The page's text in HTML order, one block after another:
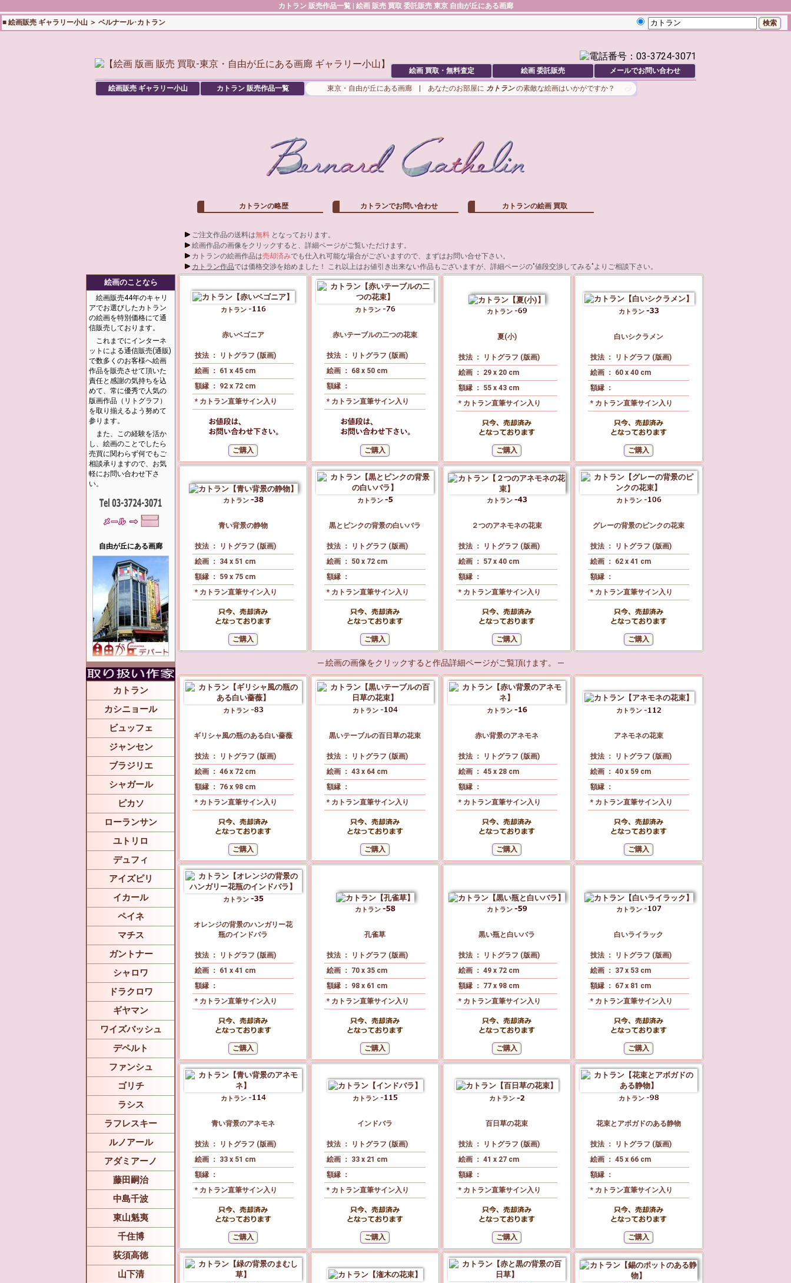
カトラン販売作品一覧 | 絵画 販売 買取 委託販売 東京 自由が丘にある画廊
■ 絵画販売 ギャラリー小山 ＞ ベルナール･カトラン
絵画 買取・無料査定 絵画 委託販売 メールでお問い合わせ
絵画販売 ギャラリー小山 カトラン販売作品一覧 東京・自由が丘にある画廊 | あなたのお部屋に カトランの素敵な絵画はいかがですか？
カトランの略歴 カトランでお問い合わせ カトランの絵画 買取
ご注文作品の送料は無料 となっております。
絵画作品の画像をクリックすると、詳細ページがご覧いただけます。
カトランの絵画作品は売却済みでも仕入れ可能な場合がございますので、まずはお問い合せ下さい。
カトラン作品では価格交渉を始めました！ これ以上はお値引き出来ない作品もございますが、詳細ページの"値段交渉してみる"よりご相談下さい。
絵画のことなら
絵画販売44年のキャリ
アでお選びしたカトラン
の絵画を特別価格にて通
信販売しております。
これまでにインターネ
ットによる通信販売(通販)
で数多くのお客様へ絵画
作品を販売させて頂いた
責任と感謝の気持ちを込
めて、常に優秀で人気の
版画作品（リトグラフ）
を取り揃えるよう努めて
参ります。
また、この経験を活か
し、絵画のことでしたら
売買に関わらず何でもご
相談承りますので、お気
軽にお問い合わせ下さ
い。
自由が丘にある画廊
カトラン
カシニョール
ビュッフェ
ジャンセン
ブラジリエ
シャガール
ピカソ
ローランサン
ユトリロ
デュフィ
アイズピリ
イカール
ペイネ
マチス
ガントナー
シャロワ
ドラクロワ
ギヤマン
ワイズバッシュ
デペルト
ファンシュ
ゴリチ
ラシス
ラフレスキー
ルノアール
アダミアーノ
藤田嗣治
中島千波
東山魁夷
千住博
荻須高徳
山下清
カトラン
赤いベゴニア
技法 ： リトグラフ (版画)
絵画 ： 61 x 45 cm
額縁 ： 92 x 72 cm
* カトラン直筆サイン入り
カトラン
赤いテーブルの二つの花束
技法 ： リトグラフ (版画)
絵画 ： 68 x 50 cm
額縁 ：
* カトラン直筆サイン入り
カトラン
夏(小)
技法 ： リトグラフ (版画)
絵画 ： 29 x 20 cm
額縁 ： 55 x 43 cm
* カトラン直筆サイン入り
カトラン
白いシクラメン
技法 ： リトグラフ (版画)
絵画 ： 60 x 40 cm
額縁 ：
* カトラン直筆サイン入り
カトラン
青い背景の静物
技法 ： リトグラフ (版画)
絵画 ： 34 x 51 cm
額縁 ： 59 x 75 cm
* カトラン直筆サイン入り
カトラン
黒とピンクの背景の白いバラ
技法 ： リトグラフ (版画)
絵画 ： 50 x 72 cm
額縁 ：
* カトラン直筆サイン入り
カトラン
２つのアネモネの花束
技法 ： リトグラフ (版画)
絵画 ： 57 x 40 cm
額縁 ：
* カトラン直筆サイン入り
カトラン
グレーの背景のピンクの花束
技法 ： リトグラフ (版画)
絵画 ： 62 x 41 cm
額縁 ：
* カトラン直筆サイン入り
─ 絵画の画像をクリックすると作品詳細ページがご覧頂けます。 ─
カトラン
ギリシャ風の瓶のある白い薔薇
技法 ： リトグラフ (版画)
絵画 ： 46 x 72 cm
額縁 ： 76 x 98 cm
* カトラン直筆サイン入り
カトラン
黒いテーブルの百日草の花束
技法 ： リトグラフ (版画)
絵画 ： 43 x 64 cm
額縁 ：
* カトラン直筆サイン入り
カトラン
赤い背景のアネモネ
技法 ： リトグラフ (版画)
絵画 ： 45 x 28 cm
額縁 ：
* カトラン直筆サイン入り
カトラン
アネモネの花束
技法 ： リトグラフ (版画)
絵画 ： 40 x 59 cm
額縁 ：
* カトラン直筆サイン入り
カトラン
オレンジの背景のハンガリー花
瓶のインドバラ
技法 ： リトグラフ (版画)
絵画 ： 61 x 41 cm
額縁 ：
* カトラン直筆サイン入り
カトラン
孔雀草
技法 ： リトグラフ (版画)
絵画 ： 70 x 35 cm
額縁 ： 98 x 61 cm
* カトラン直筆サイン入り
カトラン
黒い瓶と白いバラ
技法 ： リトグラフ (版画)
絵画 ： 49 x 72 cm
額縁 ： 77 x 98 cm
* カトラン直筆サイン入り
カトラン
白いライラック
技法 ： リトグラフ (版画)
絵画 ： 37 x 53 cm
額縁 ： 67 x 81 cm
* カトラン直筆サイン入り
カトラン
青い背景のアネモネ
技法 ： リトグラフ (版画)
絵画 ： 33 x 51 cm
額縁 ：
* カトラン直筆サイン入り
カトラン
インドバラ
技法 ： リトグラフ (版画)
絵画 ： 33 x 21 cm
額縁 ：
* カトラン直筆サイン入り
カトラン
百日草の花束
技法 ： リトグラフ (版画)
絵画 ： 41 x 27 cm
額縁 ：
* カトラン直筆サイン入り
カトラン
花束とアボガドのある静物
技法 ： リトグラフ (版画)
絵画 ： 45 x 66 cm
額縁 ：
* カトラン直筆サイン入り